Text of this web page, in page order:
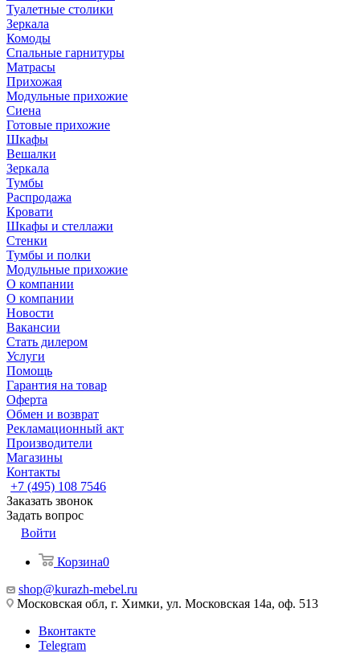
Туалетные столики
Зеркала
Комоды
Спальные гарнитуры
Матрасы
Прихожая
Модульные прихожие
Сиена
Готовые прихожие
Шкафы
Вешалки
Зеркала
Тумбы
Распродажа
Кровати
Шкафы и стеллажи
Стенки
Тумбы и полки
Модульные прихожие
О компании
О компании
Новости
Вакансии
Стать дилером
Услуги
Помощь
Гарантия на товар
Оферта
Обмен и возврат
Рекламационный акт
Производители
Магазины
Контакты
+7 (495) 108 7546
Заказать звонок
Задать вопрос
Войти
Корзина0
shop@kurazh-mebel.ru
Московская обл, г. Химки, ул. Московская 14а, оф. 513
Вконтакте
Telegram